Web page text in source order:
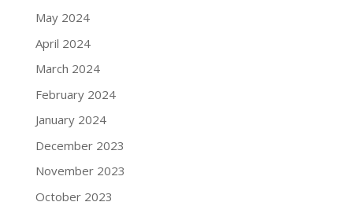
May 2024
April 2024
March 2024
February 2024
January 2024
December 2023
November 2023
October 2023